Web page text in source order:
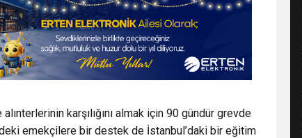
karşılığını almak için 90 gündür grevde
emekçilere bir destek de İstanbul’daki bir eğitim